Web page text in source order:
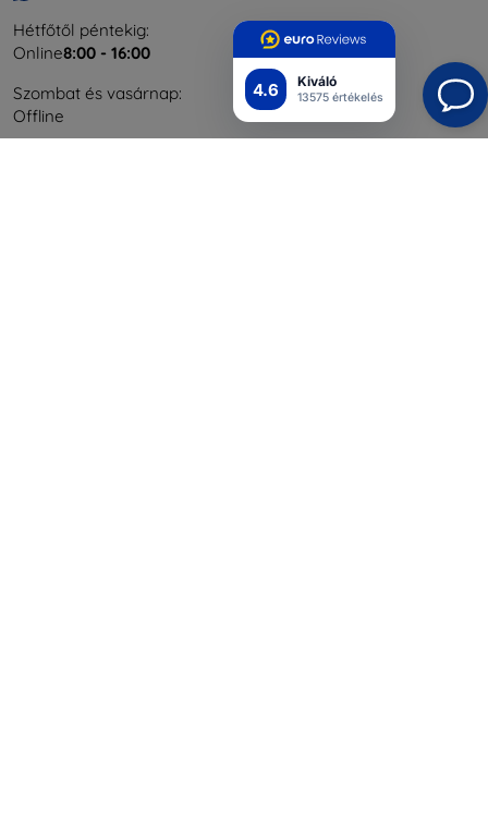
4.6 Kiváló
13575 értékelés
Hétfőtől péntekig:
Online8:00 - 16:00
Szombat és vasárnap:
Offline